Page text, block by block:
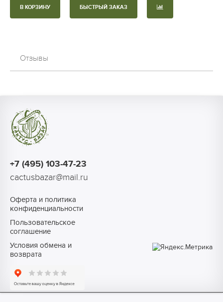
В КОРЗИНУ БЫСТРЫЙ ЗАКАЗ
Отзывы
+7 (495) 103-47-23
cactusbazar@mail.ru
Оферта и политика
конфиденциальности
Пользовательское
соглашение
Условия обмена и
возврата